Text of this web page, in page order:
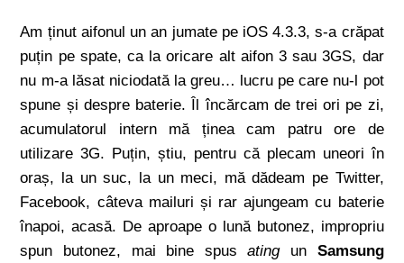
Am ținut aifonul un an jumate pe iOS 4.3.3, s-a crăpat
puțin pe spate, ca la oricare alt aifon 3 sau 3GS, dar
nu m-a lăsat niciodată la greu… lucru pe care nu-l pot
spune și despre baterie. Îl încărcam de trei ori pe zi,
acumulatorul intern mă ținea cam patru ore de
utilizare 3G. Puțin, știu, pentru că plecam uneori în
oraș, la un suc, la un meci, mă dădeam pe Twitter,
Facebook, câteva mailuri și rar ajungeam cu baterie
înapoi, acasă. De aproape o lună butonez, impropriu
spun butonez, mai bine spusatingun Samsung